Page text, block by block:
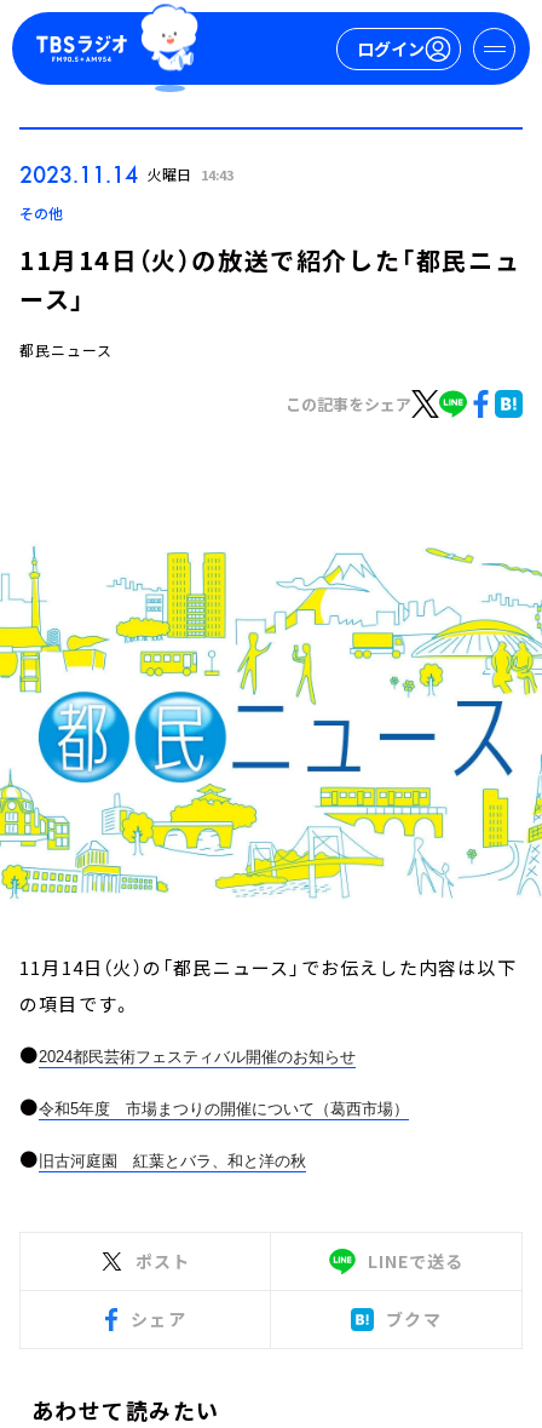
ログイン
イベント・グッズ
YouTube
会社情報
2023.11.14 火曜日 14:43
その他
11月14日（火）の放送で紹介した「都民ニュ
ース」
都民ニュース
この記事をシェア
11月14日（火）の「都民ニュース」でお伝えした内容は以下
の項目です。
●2024都民芸術フェスティバル開催のお知らせ
●令和5年度 市場まつりの開催について（葛西市場）
● 旧古河庭園 紅葉とバラ、和と洋の秋
ポスト LINEで送る
シェア ブクマ
あわせて読みたい